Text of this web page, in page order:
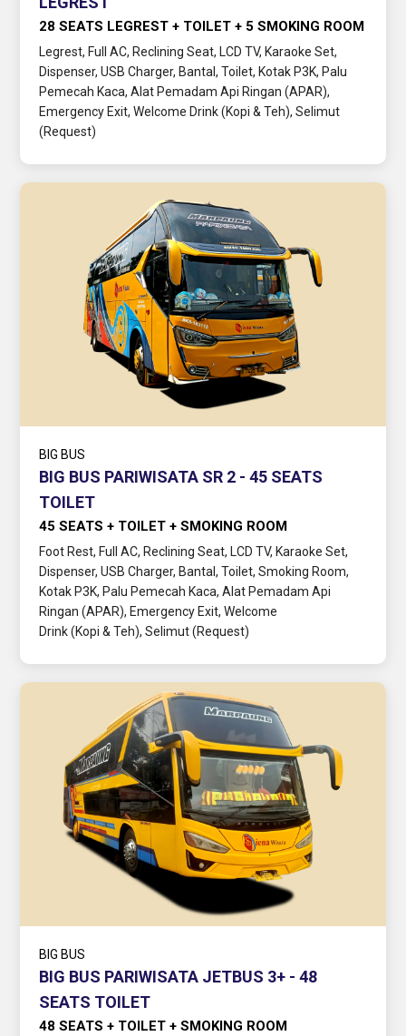
28 SEATS LEGREST + TOILET + 5 SMOKING ROOM
Legrest, Full AC, Reclining Seat, LCD TV, Karaoke Set,
Dispenser, USB Charger, Bantal, Toilet, Kotak P3K, Palu
Pemecah Kaca, Alat Pemadam Api Ringan (APAR),
Emergency Exit, Welcome Drink (Kopi & Teh), Selimut
(Request)
BIG BUS
BIG BUS PARIWISATA SR 2 - 45 SEATS
TOILET
45 SEATS + TOILET + SMOKING ROOM
Foot Rest, Full AC, Reclining Seat, LCD TV, Karaoke Set,
Dispenser, USB Charger, Bantal, Toilet, Smoking Room,
Kotak P3K, Palu Pemecah Kaca, Alat Pemadam Api
Ringan (APAR), Emergency Exit, Welcome
Drink (Kopi & Teh), Selimut (Request)
BIG BUS
BIG BUS PARIWISATA JETBUS 3+ - 48
SEATS TOILET
48 SEATS + TOILET + SMOKING ROOM